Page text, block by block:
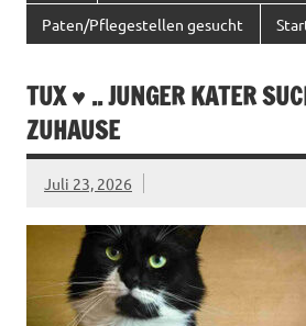
Paten/Pflegestellen gesucht
TUX ♥ .. JUNGER KATER
ZUHAUSE
Juli 23, 2026